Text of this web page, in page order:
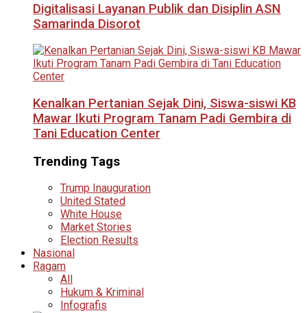
Digitalisasi Layanan Publik dan Disiplin ASN
Samarinda Disorot
Kenalkan Pertanian Sejak Dini, Siswa-siswi KB
Mawar Ikuti Program Tanam Padi Gembira di
Tani Education Center
Trending Tags
Trump Inauguration
United Stated
White House
Market Stories
Election Results
Nasional
Ragam
All
Hukum & Kriminal
Infografis